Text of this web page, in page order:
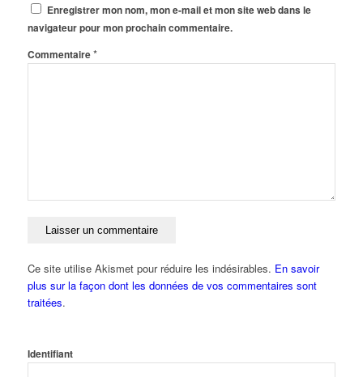
Enregistrer mon nom, mon e-mail et mon site web dans le
navigateur pour mon prochain commentaire.
Commentaire*
Ce site utilise Akismet pour réduire les indésirables. En savoir
plus sur la façon dont les données de vos commentaires sont
traitées.
Identifiant